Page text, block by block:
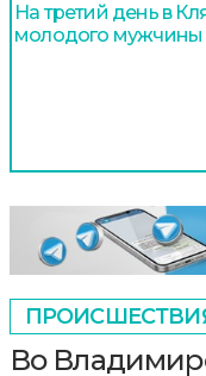
На третий день в
молодого мужчины
Во